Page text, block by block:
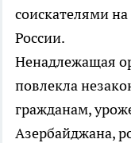
соискателями
России.
Ненадлежащая
повлекла
гражданам,
Азербайджана,